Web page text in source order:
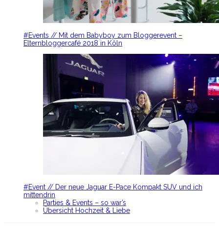
#Events // Mit dem Babyboy zum Bloggerevent –
Elternbloggercafé 2018 in Köln
#Event // Der neue Jaguar E-Pace Kompakt SUV und ich
mittendrin
Parties & Events – so war’s
Übersicht Hochzeit & Liebe